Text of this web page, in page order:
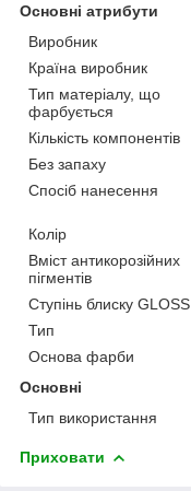
Основні атрибути
Виробник
Країна виробник
Тип матеріалу, що
фарбується
Кількість компонентів
Без запаху
Спосіб нанесення
Колір
Вміст антикорозійних
пігментів
Ступінь блиску GLOSS
Тип
Основа фарби
Основні
Тип використання
Приховати